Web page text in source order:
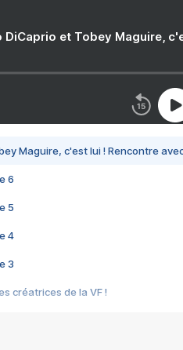
DiCaprio et Tobey Maguire,
Maguire, c'est lui ! Rencontre
6
5
4
3
créatrices de la VF !